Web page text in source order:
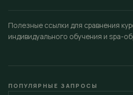
Полезные ссылки для сравнения
индивидуального обучения и spa-
ПОПУЛЯРНЫЕ ЗАПРОСЫ